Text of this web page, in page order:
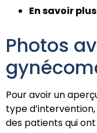
En savoir
Photos
Pour avoir un
type
des patients qui